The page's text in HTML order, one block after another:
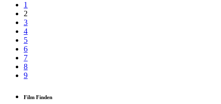
1
2
3
4
5
6
7
8
9
Film Finden